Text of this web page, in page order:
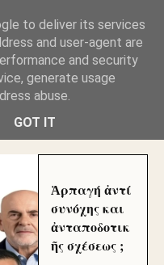
ΣΟΣΙΑΛ ΚΑΙ
ΜΙΚΡΟΕΠΕΝΔΥΤΕΣ
ΕΓΚΛΗΜΑ ?
ΚΛΕΠΤΑΙ ΑΠΟ ΤΟ
Ἁρπαγή ἀντί
συνόχης και
ἀνταποδοτικ
ῆς σχέσεως ;
to deliver its services
and user-agent are
and security
generate usage
abuse.
GOT IT